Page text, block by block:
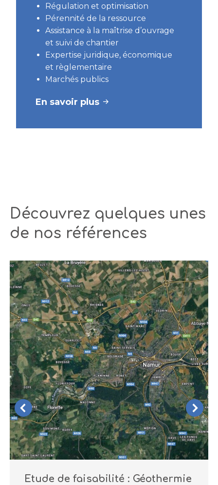
Régulation et optimisation
Pérennité de la ressource
Assistance à la maîtrise d’ouvrage
et suivi de chantier
Expertise juridique, économique
et règlementaire
Marchés publics
En savoir plus
Découvrez quelques unes
de nos références
Etude de faisabilité : Géothermie